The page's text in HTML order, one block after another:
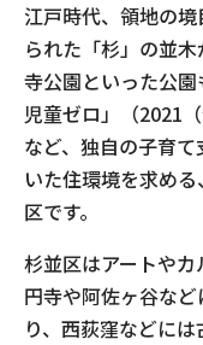
江戸時代、領地の
られた「杉」の並
寺公園といった公
児童ゼロ」（2021
など、独自の子育
いた住環境を求め
区です。
杉並区はアートや
円寺や阿佐ヶ谷な
り、西荻窪などに